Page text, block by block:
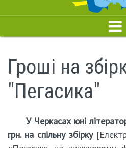
Гроші на
"Пегасика"
У Черкасах юні
грн. на спільну збірку